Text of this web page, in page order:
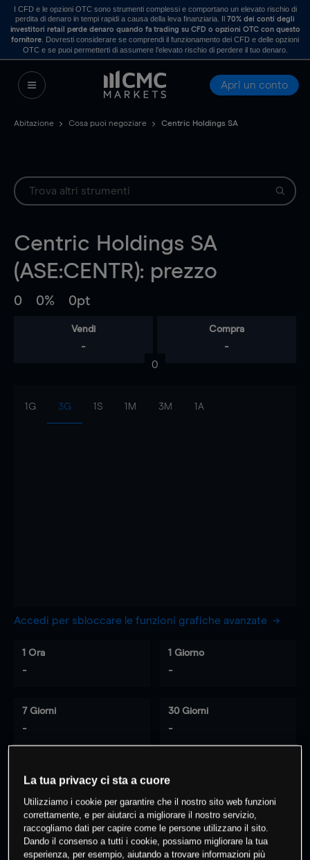
I CFD e le opzioni OTC sono strumenti complessi e comportano un elevato rischio di
perdita di denaro in tempi rapidi a causa della leva finanziaria. Il70% dei conti degli
investitori retail perde denaro quando fa trading su CFD o opzioni OTC con questo
fornitore . Dovresti considerare se comprendi il funzionamento dei CFD e delle opzioni
OTC e se puoi permetterti di assumere l’elevato rischio di perdere il tuo denaro.
Apri un conto
Abitazione Cosa puoi negoziare Centric Holdings SA
Centric Holdings SA
(ASE:CENTR): prezzo
0 0% 0pt
Vendi
-
Compra
-
0
1G 3G 1S 1M 3M 1A
Accedi per sbloccare le funzioni grafiche avanzate
1 Ora
-
1 Giorno
-
7 Giorni
-
30 Giorni
-
0 % dei clienti hanno posizioni
questo prodotto
Fai trading
La tua privacy ci sta a cuore
Utilizziamo i cookie per garantire che il nostro sito web funzioni
correttamente, e per aiutarci a migliorare il nostro servizio,
raccogliamo dati per capire come le persone utilizzano il sito.
Dando il consenso a tutti i cookie, possiamo migliorare la tua
esperienza, per esempio, aiutando a trovare informazioni più